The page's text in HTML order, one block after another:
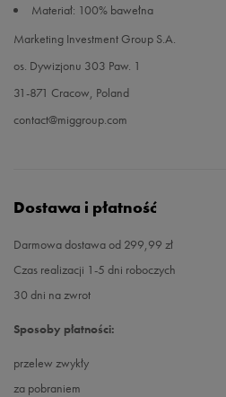
Materiał: 100% bawełna
Marketing Investment Group S.A.
os. Dywizjonu 303 Paw. 1
31-871 Cracow, Poland
contact@miggroup.com
Dostawa i płatność
Darmowa dostawa od 299,99 zł
Czas realizacji 1-5 dni roboczych
30 dni na zwrot
Sposoby płatności:
przelew zwykły
za pobraniem